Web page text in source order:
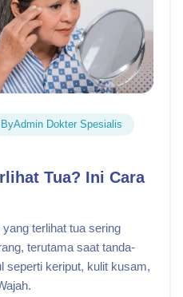
ByAdmin Dokter Spesialis
Tua? Ini Cara
terlihat tua sering
terutama saat tanda-
seperti keriput, kulit kusam,